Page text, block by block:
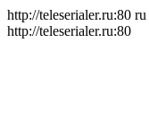
http://teleserialer.ru:80 ru
http://teleserialer.ru:80